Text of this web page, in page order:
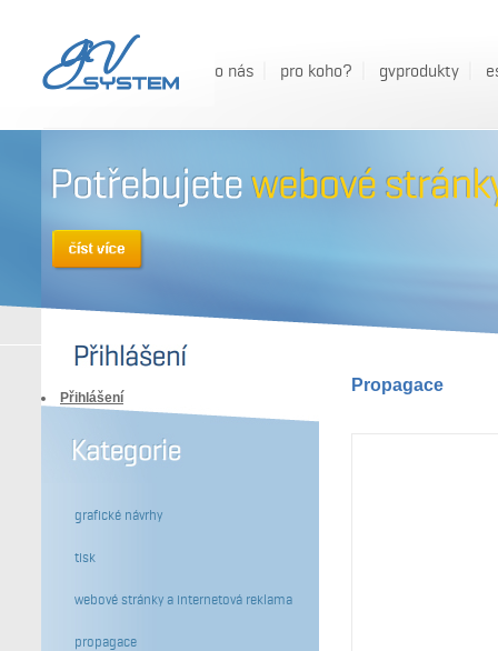
o nás pro koho? gvprodukty
Propagace
Přihlášení
grafické návrhy
tisk
webové stránky a internetová reklama
propagace